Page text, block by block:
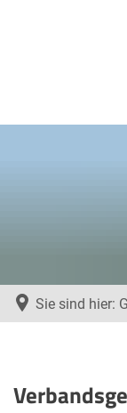
Sie sind hier: